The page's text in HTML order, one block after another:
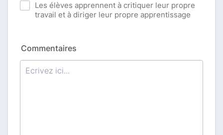
Les élèves apprennent à critiquer leur propre
travail et à diriger leur propre apprentissage
Commentaires